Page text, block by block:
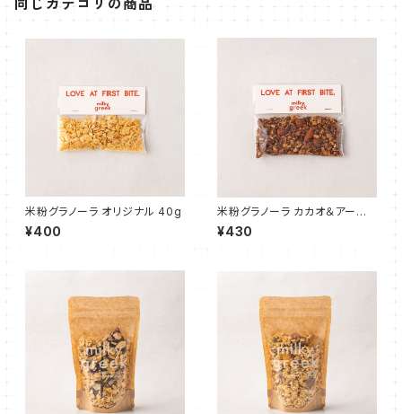
同じカテゴリの商品
米粉グラノーラ オリジナル 40g
¥400
米粉グラノーラ カカオ＆アーモ
ンド 40g
¥430